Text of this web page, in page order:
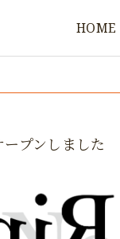
HOME
ープンしまし